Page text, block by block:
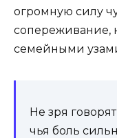
огромную силу
сопереживание,
семейными
Не зря
чья боль